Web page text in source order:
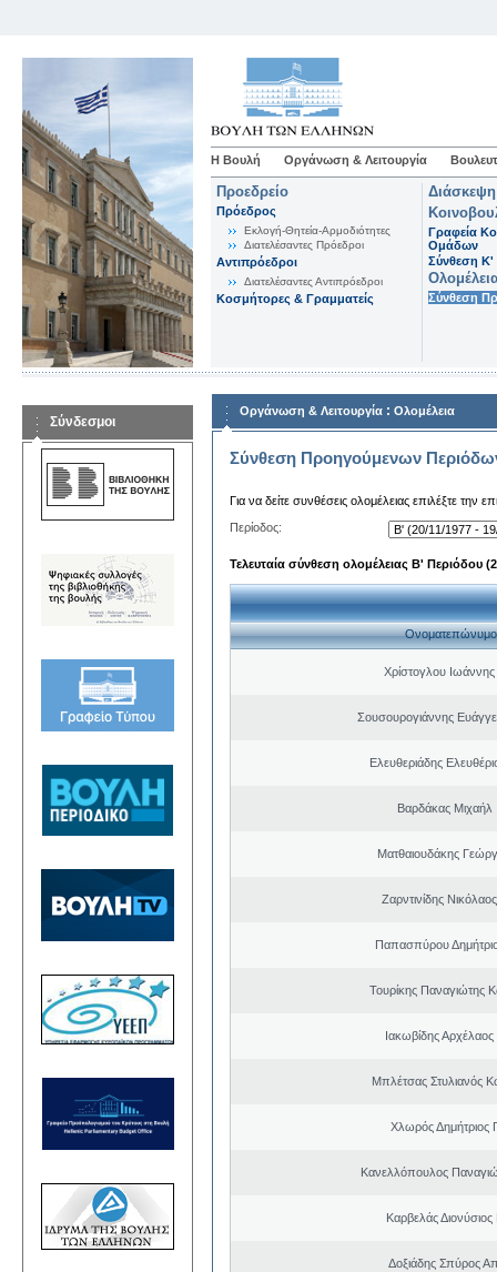
Η Βουλή Οργάνωση & Λειτουργία
Προεδρείο
Πρόεδρος
Εκλογή-Θητεία-Αρμοδιότητες
Διατελέσαντες Πρόεδροι
Αντιπρόεδροι
Διατελέσαντες Αντιπρόεδροι
Κοσμήτορες & Γραμματείς
Γραφεία
Ομάδων
Σύνθεση K'
Σύνθεση
Σύνδεσμοι
Οργάνωση & Λειτουργία : Ολομέλεια
Σύνθεση Προηγούμενων
Για να δείτε συνθέσεις ολομέλειας επιλέξτε την
Περίοδος:
Τελευταία σύνθεση ολομέλειας Β' Περιόδου
Ονοματεπώνυμο
Χρίστογλου
Σουσουρογιάννης
Ελευθεριάδης
Βαρδάκας Μιχαήλ
Ματθαιουδάκης
Ζαρντινίδης
Παπασπύρου
Τουρίκης Παναγιώτης
Ιακωβίδης
Μπλέτσας Στυλιανός
Χλωρός Δημήτριος
Κανελλόπουλος
Καρβελάς
Δοξιάδης Σπύρος